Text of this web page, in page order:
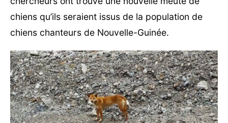
chiens qu’ils seraient issus de la population de
chiens chanteurs de Nouvelle-Guinée.